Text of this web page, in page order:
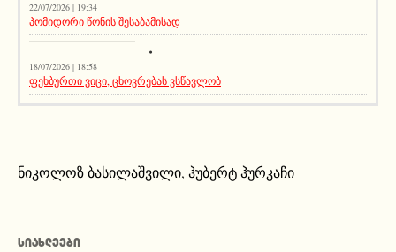
22/07/2026 | 19:34
პომიდორი წონის შესაბამისად
აქეთურ-იქითური
18/07/2026 | 18:58
ფეხბურთი ვიცი, ცხოვრებას ვსწავლობ
ნიკოლოზ ბასილაშვილი, ჰუბერტ ჰურკაჩი
ᲡᲘᲐᲮᲚᲔᲔᲑᲘ